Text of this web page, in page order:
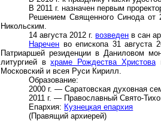
В2011 г. назначен первым
Решением Священного Синода от
Никольским.
14 августа 2012 г.возведен в сан
Наречен во епископа 31 августа
Патриаршей резиденции в Даниловом
литургией вхраме Рождества Христова
Московский и всея Руси Кирилл.
Образование:
2000 г. — Саратовская духовная
2011 г. — ПравославныйСвято-
Епархия: Кузнецкая епархия
(Правящий архиерей)